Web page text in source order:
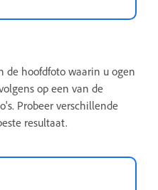
de hoofdfoto waarin u ogen
op een van de
Probeer verschillende
resultaat.